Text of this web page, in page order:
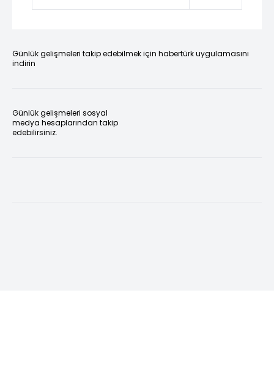
Günlük gelişmeleri takip edebilmek için habertürk uygulamasını
indirin
Günlük gelişmeleri sosyal
medya hesaplarından takip
edebilirsiniz.